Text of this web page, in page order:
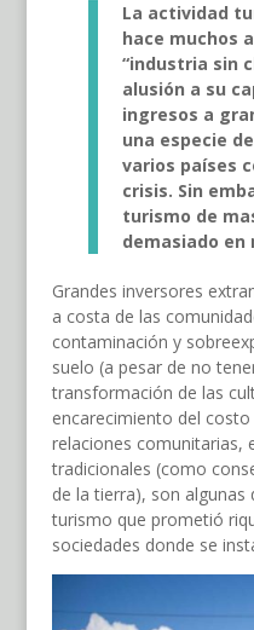
La actividad
hace muchos
“industria sin
alusión a su
ingresos a
una especie
varios países
crisis. Sin
turismo de
demasiado
Grandes inversores
a costa de las
contaminación y
suelo (a pesar de no
transformación de las
encarecimiento del
relaciones comunitarias,
tradicionales (como
de la tierra), son algunas
turismo que prometió
sociedades donde se